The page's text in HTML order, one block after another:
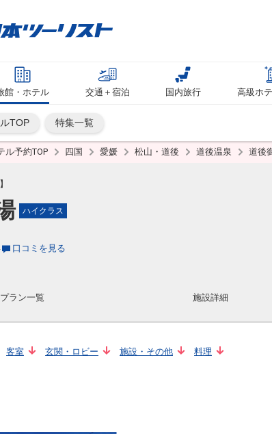
館・ホテル 交通＋宿泊 国内旅行 高級ホ
TOP 特集一覧
ル予約TOP 四国 愛媛 松山・道後 道後温泉 道後
ハイクラス
口コミを見る
プラン一覧 施設詳細
客室 玄関・ロビー 施設・その他 料理